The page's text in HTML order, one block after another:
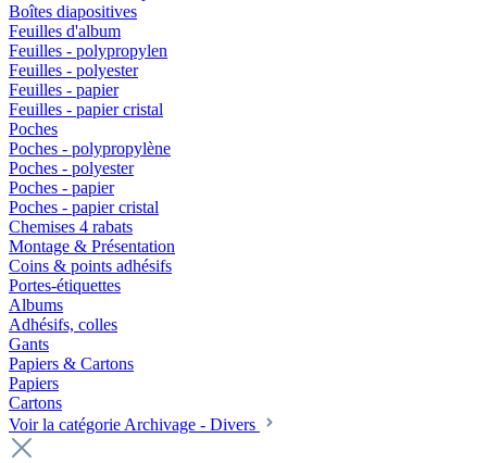
Boîtes diapositives
Feuilles d'album
Feuilles - polypropylen
Feuilles - polyester
Feuilles - papier
Feuilles - papier cristal
Poches
Poches - polypropylène
Poches - polyester
Poches - papier
Poches - papier cristal
Chemises 4 rabats
Montage & Présentation
Coins & points adhésifs
Portes-étiquettes
Albums
Adhésifs, colles
Gants
Papiers & Cartons
Papiers
Cartons
Voir la catégorie Archivage - Divers